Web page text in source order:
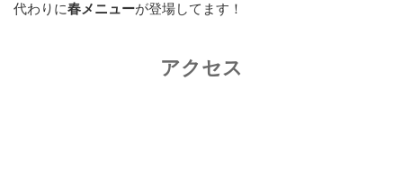
代わりに春メニューが登場してます！
アクセス